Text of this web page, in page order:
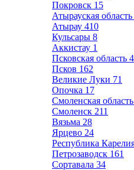
Покровск 15
Атырауская область
Атырау 410
Кульсары 8
Аккистау 1
Псковская область
Псков 162
Великие Луки 71
Опочка 17
Смоленская область
Смоленск 211
Вязьма 28
Ярцево 24
Республика
Петрозаводск 161
Сортавала 34